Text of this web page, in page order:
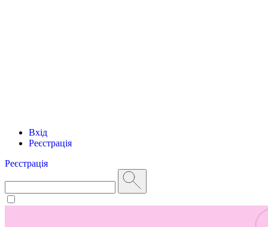
Вхід
Реєстрація
Реєстрація